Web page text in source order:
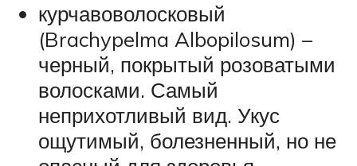
курчавоволосковый
(Brachypelma Albopilosum) –
черный, покрытый розоватыми
волосками. Самый
неприхотливый вид. Укус
ощутимый, болезненный, но не